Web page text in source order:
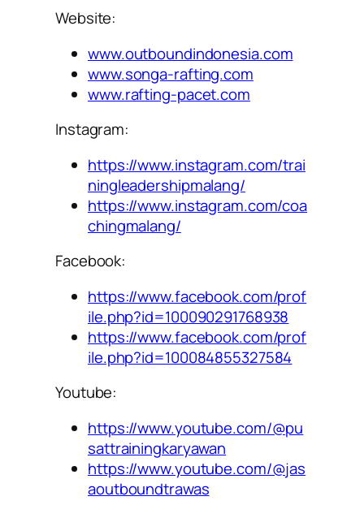
Website:
www.outboundindonesia.com
www.songa-rafting.com
www.rafting-pacet.com
Instagram:
https://www.instagram.com/trai
ningleadershipmalang/
https://www.instagram.com/coa
chingmalang/
Facebook:
https://www.facebook.com/prof
ile.php?id=100090291768938
https://www.facebook.com/prof
ile.php?id=100084855327584
Youtube:
https://www.youtube.com/@pu
sattrainingkaryawan
https://www.youtube.com/@jas
aoutboundtrawas